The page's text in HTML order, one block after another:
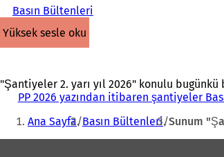
Basın Bültenleri
yüksek sesle oku
"Şantiyeler 2. yarı yıl 2026" konulu
PP 2026 yazından itibaren şantiyeler
Buradasınız:
Ana Sayfa Basın Bültenleri Sunum